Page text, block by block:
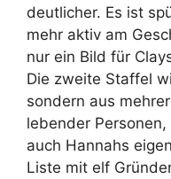
deutlicher. Es ist
mehr aktiv am
nur ein Bild für
Die zweite Staffel
sondern aus
lebender
auch Hannahs
Liste mit elf